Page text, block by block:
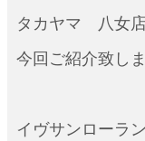
タカヤマ 八女
今回ご紹介致し
イヴサンローラン